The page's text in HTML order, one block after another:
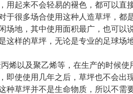
用起来不会轻易的褪色，都可以直
于很多场合使用这种人造草坪，都
场地，其中使用面积最广，也可以
这样的草坪，无论是专业的足球场
烯以及聚乙烯等，在生产的时候
即使使用几年之后，草坪也不会出
种草坪并不是生命物质，所以不需